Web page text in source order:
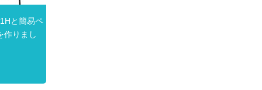
と簡易ペ
作りまし